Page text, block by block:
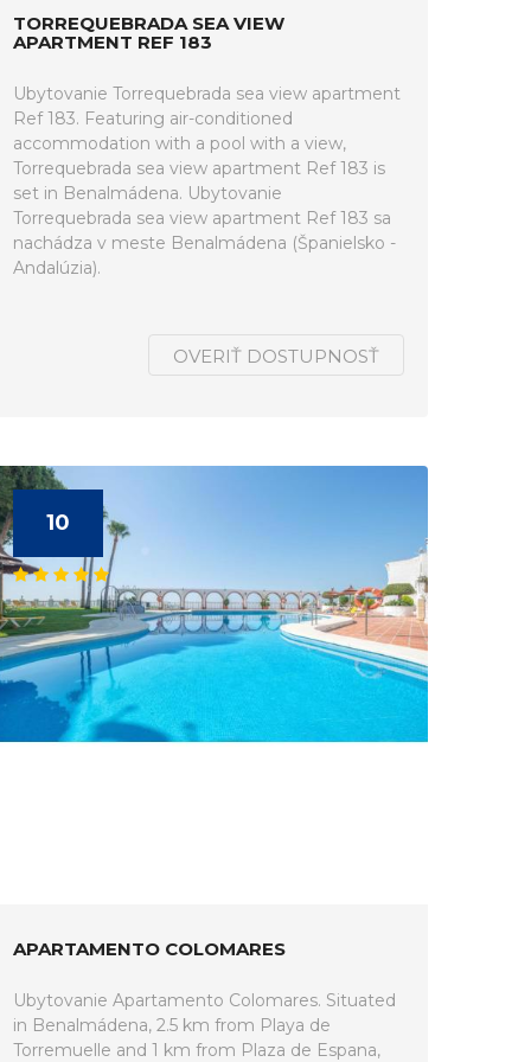
TORREQUEBRADA SEA VIEW
APARTMENT REF 183
Ubytovanie Torrequebrada sea view apartment
Ref 183. Featuring air-conditioned
accommodation with a pool with a view,
Torrequebrada sea view apartment Ref 183 is
set in Benalmádena. Ubytovanie
Torrequebrada sea view apartment Ref 183 sa
nachádza v meste Benalmádena (Španielsko -
Andalúzia).
OVERIŤ DOSTUPNOSŤ
10
APARTAMENTO COLOMARES
Ubytovanie Apartamento Colomares. Situated
in Benalmádena, 2.5 km from Playa de
Torremuelle and 1 km from Plaza de Espana,